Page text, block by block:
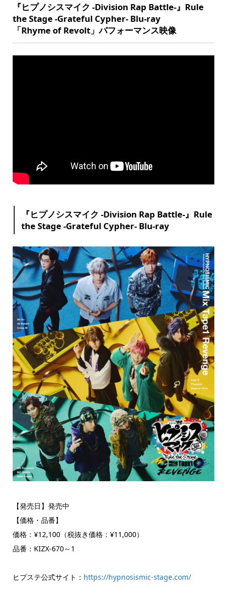
『ヒプノシスマイク -Division Rap Battle-』Rule
the Stage -Grateful Cypher- Blu-ray
「Rhyme of Revolt」パフォーマンス映像
『ヒプノシスマイク -Division Rap Battle-』Rule
the Stage -Grateful Cypher- Blu-ray
【発売日】発売中
【価格・品番】
価格：¥12,100（税抜き価格：¥11,000）
品番：KIZX-670～1
ヒプステ公式サイト： https://hypnosismic-stage.com/